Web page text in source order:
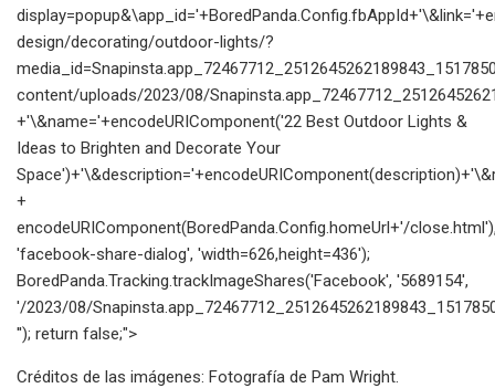
design/decorating/outdoor-lights/?
content/uploads/2023/08/
+'\&name='+encodeURIComponent('22 Best Outdoor Lights &
Ideas to Brighten and Decorate Your
+
encodeURIComponent(BoredPanda.Config.homeUrl+'/
'facebook-share-dialog', 'width=626,height=436');
BoredPanda.Tracking.trackImageShares('Facebook', '5689154',
'/2023/08/
''); return false;">
Créditos de las imágenes: Fotografía de Pam Wright.